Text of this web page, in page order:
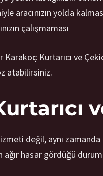
aracınızın yolda
çalışmaması
Kurtarıcı ve
atabilirsiniz.
değil, aynı
ağır hasar gördüğü